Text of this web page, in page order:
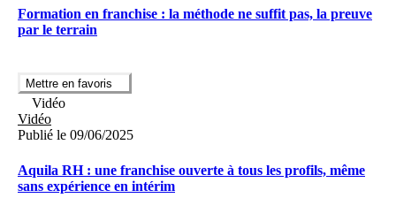
Formation en franchise : la méthode ne suffit pas, la preuve
par le terrain
Mettre en favoris
Vidéo
Vidéo
Publié le 09/06/2025
Aquila RH : une franchise ouverte à tous les profils, même
sans expérience en intérim